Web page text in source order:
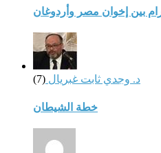
بين إخوان مصر وأردوغان
د. وجدي ثابت غبريال (7)
خطة الشيطان